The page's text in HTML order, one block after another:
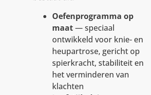
Oefenprogramma op
maat— speciaal
ontwikkeld voor knie- en
heupartrose, gericht op
spierkracht, stabiliteit en
het verminderen van
klachten